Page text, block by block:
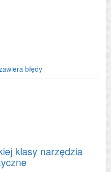
błędy
klasy narzędzia